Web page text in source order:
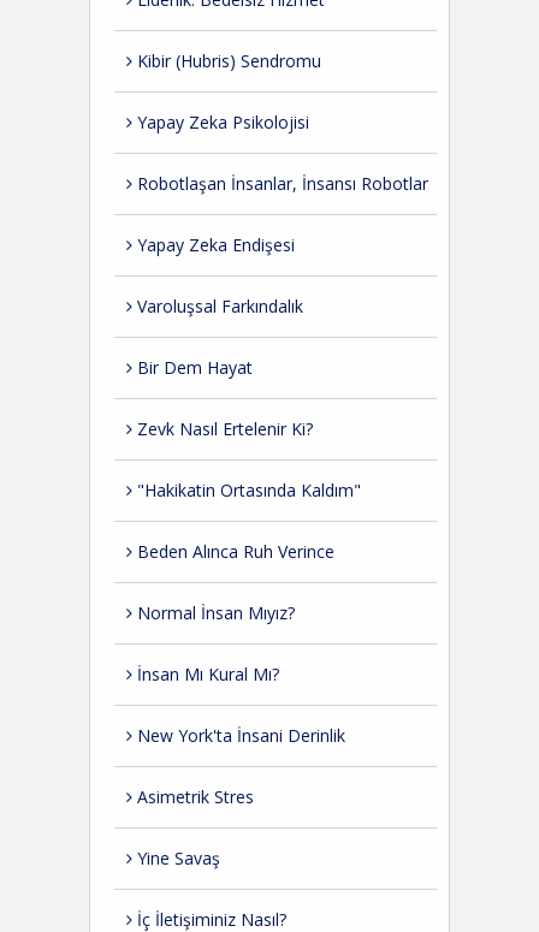
Kibir (Hubris) Sendromu
Yapay Zeka Psikolojisi
Robotlaşan İnsanlar, İnsansı Robotlar
Yapay Zeka Endişesi
Varoluşsal Farkındalık
Bir Dem Hayat
Zevk Nasıl Ertelenir Ki?
"Hakikatin Ortasında Kaldım"
Beden Alınca Ruh Verince
Normal İnsan Mıyız?
İnsan Mı Kural Mı?
New York'ta İnsani Derinlik
Asimetrik Stres
Yine Savaş
İç İletişiminiz Nasıl?